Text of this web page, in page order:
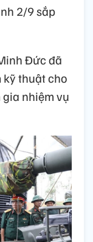
2/9 sắp
Đức đã
kỹ thuật cho
nhiệm vụ